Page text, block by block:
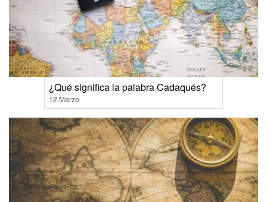
¿Qué significa la palabra Cadaqués?
12 Marzo